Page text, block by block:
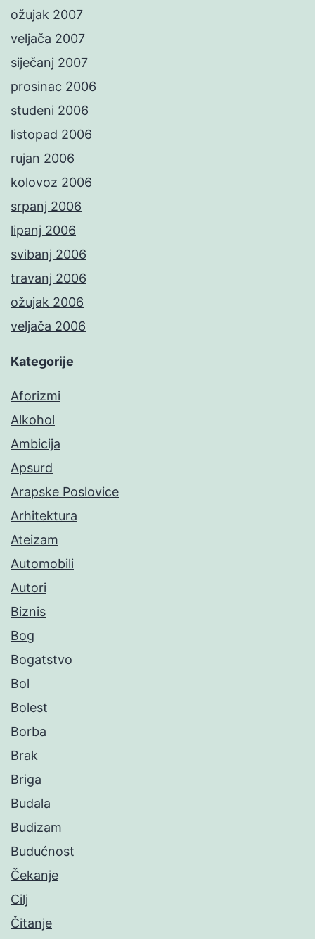
ožujak 2007
veljača 2007
siječanj 2007
prosinac 2006
studeni 2006
listopad 2006
rujan 2006
kolovoz 2006
srpanj 2006
lipanj 2006
svibanj 2006
travanj 2006
ožujak 2006
veljača 2006
Kategorije
Aforizmi
Alkohol
Ambicija
Apsurd
Arapske Poslovice
Arhitektura
Ateizam
Automobili
Autori
Biznis
Bog
Bogatstvo
Bol
Bolest
Borba
Brak
Briga
Budala
Budizam
Budućnost
Čekanje
Cilj
Čitanje